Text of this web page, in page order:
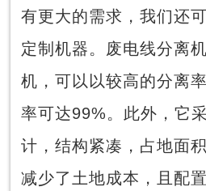
有更大的需求，我们还
定制机器。废电线分离
机，可以以较高的分离
率可达99%。此外，它
计，结构紧凑，占地面
减少了土地成本，且配